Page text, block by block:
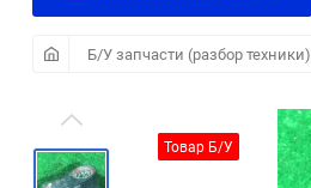
Б/У запчасти (разбор техники)
Товар Б/У